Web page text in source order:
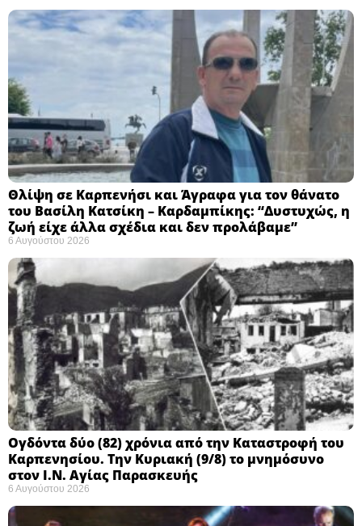
Θλίψη σε Καρπενήσι και Άγραφα για τον θάνατο
του Βασίλη Κατσίκη – Καρδαμπίκης: “Δυστυχώς, η
ζωή είχε άλλα σχέδια και δεν προλάβαμε”
6 Αυγούστου 2026
Ογδόντα δύο (82) χρόνια από την Καταστροφή του
Καρπενησίου. Την Κυριακή (9/8) το μνημόσυνο
στον Ι.Ν. Αγίας Παρασκευής
6 Αυγούστου 2026